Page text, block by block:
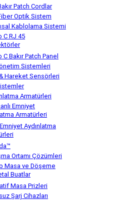
Patch Cordlar
Optik Sistem
Kablolama Sistemi
C RJ 45
Bakır Patch Panel
Sistemleri
Hareket Sensörleri
Armatürleri
Emniyet
Armatürleri
Aydınlatma
Ortamı Çözümleri
Masa ve Döşeme
Buatlar
Masa Prizleri
Şarj Cihazları